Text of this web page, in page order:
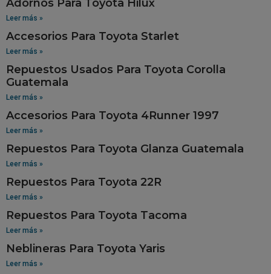
Adornos Para Toyota Hilux
Leer más »
Accesorios Para Toyota Starlet
Leer más »
Repuestos Usados Para Toyota Corolla
Guatemala
Leer más »
Accesorios Para Toyota 4Runner 1997
Leer más »
Repuestos Para Toyota Glanza Guatemala
Leer más »
Repuestos Para Toyota 22R
Leer más »
Repuestos Para Toyota Tacoma
Leer más »
Neblineras Para Toyota Yaris
Leer más »